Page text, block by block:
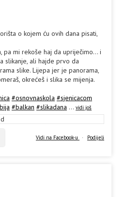
o kojem ću ovih dana pisati,
pa mi rekoše haj da upriječimo... i
slikanje, ali hajde prvo da
slike. Lijepa jer je panorama,
okrećeš i slika se mijenja.
#osnovnaskola #sjenicacom
#balkan #slikadana ... vidi još
Vidi na Facebook-u · Podijeli